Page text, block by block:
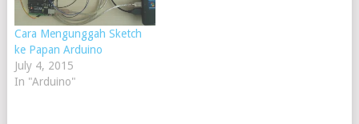
Cara Mengunggah Sketch
ke Papan Arduino
July 4, 2015
In "Arduino"